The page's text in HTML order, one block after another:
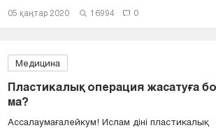
05 қаңтар 2020 16994 0
Медицина
Пластикалық операция жасатуға
ма?
Ассалаумағалейкум! Ислам діні пластикалық